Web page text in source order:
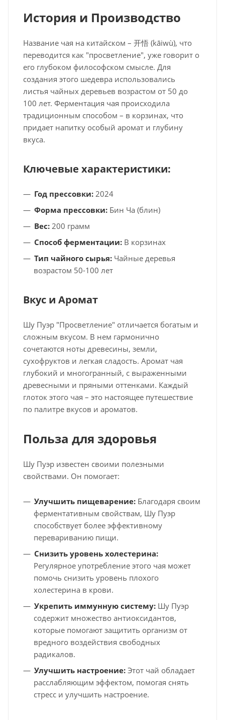
История и Производство
Название чая на китайском – 开悟 (kāiwù), что
переводится как "просветление", уже говорит о
его глубоком философском смысле. Для
создания этого шедевра использовались
листья чайных деревьев возрастом от 50 до
100 лет. Ферментация чая происходила
традиционным способом – в корзинах, что
придает напитку особый аромат и глубину
вкуса.
Ключевые характеристики:
Год прессовки: 2024
Форма прессовки: Бин Ча (блин)
Вес: 200 грамм
Способ ферментации: В корзинах
Тип чайного сырья: Чайные деревья
возрастом 50-100 лет
Вкус и Аромат
Шу Пуэр "Просветление" отличается богатым и
сложным вкусом. В нем гармонично
сочетаются ноты древесины, земли,
сухофруктов и легкая сладость. Аромат чая
глубокий и многогранный, с выраженными
древесными и пряными оттенками. Каждый
глоток этого чая – это настоящее путешествие
по палитре вкусов и ароматов.
Польза для здоровья
Шу Пуэр известен своими полезными
свойствами. Он помогает:
Улучшить пищеварение: Благодаря своим
ферментативным свойствам, Шу Пуэр
способствует более эффективному
перевариванию пищи.
Снизить уровень холестерина:
Регулярное употребление этого чая может
помочь снизить уровень плохого
холестерина в крови.
Укрепить иммунную систему: Шу Пуэр
содержит множество антиоксидантов,
которые помогают защитить организм от
вредного воздействия свободных
радикалов.
Улучшить настроение: Этот чай обладает
расслабляющим эффектом, помогая снять
стресс и улучшить настроение.